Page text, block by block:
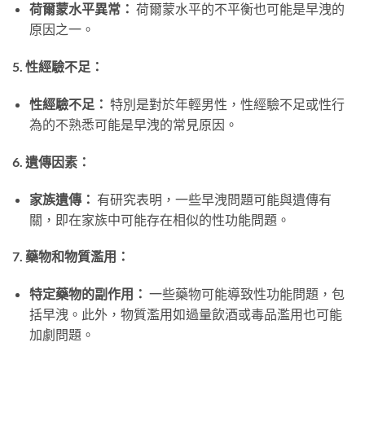
荷爾蒙水平異常： 荷爾蒙水平的不平衡也可能是早洩的
原因之一。
5. 性經驗不足：
性經驗不足： 特別是對於年輕男性，性經驗不足或性行
為的不熟悉可能是早洩的常見原因。
6. 遺傳因素：
家族遺傳： 有研究表明，一些早洩問題可能與遺傳有
關，即在家族中可能存在相似的性功能問題。
7. 藥物和物質濫用：
特定藥物的副作用： 一些藥物可能導致性功能問題，包
括早洩。此外，物質濫用如過量飲酒或毒品濫用也可能
加劇問題。